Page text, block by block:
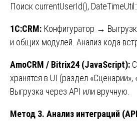
Поиск currentUserId(),
1С:CRM: Конфигуратор →
и общих модулей. Анализ кода
AmoCRM / Bitrix24 (JavaScript):
хранятся в UI (раздел «Сценарии»,
Выгрузка через API или вручную.
Метод 3. Анализ интеграций